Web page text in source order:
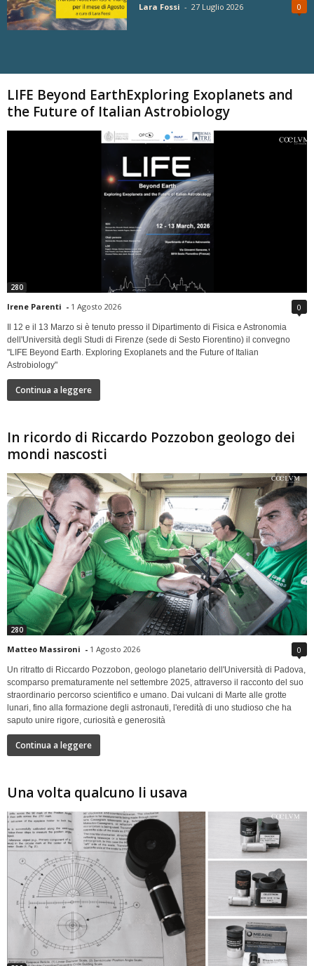
Lara Fossi - 27 Luglio 2026 0
LIFE Beyond EarthExploring Exoplanets and
the Future of Italian Astrobiology
280
Irene Parenti - 1 Agosto 2026 0
Il 12 e il 13 Marzo si è tenuto presso il Dipartimento di Fisica e Astronomia
dell'Università degli Studi di Firenze (sede di Sesto Fiorentino) il convegno
"LIFE Beyond Earth. Exploring Exoplanets and the Future of Italian
Astrobiology"
Continua a leggere
In ricordo di Riccardo Pozzobon geologo dei
mondi nascosti
280
Matteo Massironi - 1 Agosto 2026 0
Un ritratto di Riccardo Pozzobon, geologo planetario dell'Università di Padova,
scomparso prematuramente nel settembre 2025, attraverso il racconto del suo
straordinario percorso scientifico e umano. Dai vulcani di Marte alle grotte
lunari, fino alla formazione degli astronauti, l'eredità di uno studioso che ha
saputo unire rigore, curiosità e generosità
Continua a leggere
Una volta qualcuno li usava